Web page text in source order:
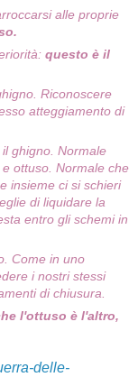
alle proprie
questo è il
Riconoscere
atteggiamento di
ghigno. Normale
ottuso. Normale che
insieme ci si schieri
di liquidare la
entro gli schemi in
Come in uno
i nostri stessi
di chiusura.
l'ottuso è l'altro,
delle-